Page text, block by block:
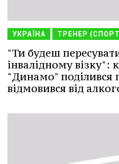
УКРАЇНА ТРЕНЕР
"Ти будеш
інвалідному візку":
"Динамо"
відмовився від